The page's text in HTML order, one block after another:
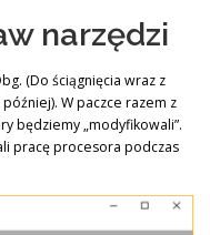
narzędzi
(Do ściągnięcia wraz z
W paczce razem z
będziemy „modyfikowali”.
pracę procesora podczas